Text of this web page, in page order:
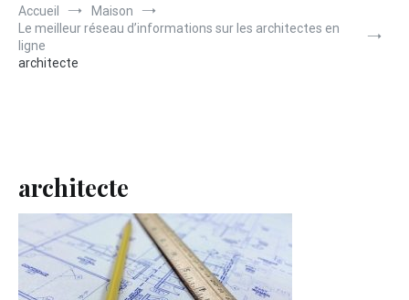
Accueil
Maison
Le meilleur réseau d’informations sur les architectes en
ligne
architecte
architecte